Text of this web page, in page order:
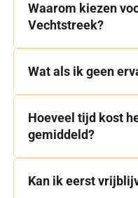
Waarom kiezen
Vechtstreek?
Wat als ik geen
Hoeveel tijd kost
gemiddeld?
Kan ik eerst